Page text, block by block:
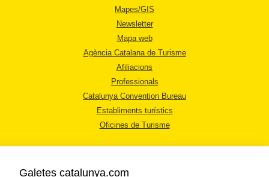
Mapes/GIS
Newsletter
Mapa web
Agència Catalana de Turisme
Afiliacions
Professionals
Catalunya Convention Bureau
Establiments turístics
Oficines de Turisme
Galetes catalunya.com